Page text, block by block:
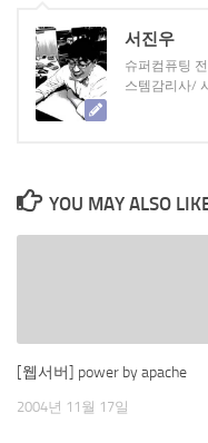
서진우
슈퍼컴퓨팅
스템감리사/
YOU MAY ALSO
[웹서버] power by apache
2004년 11월 17일